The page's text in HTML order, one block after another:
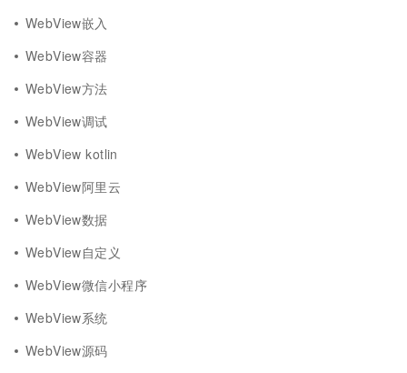
WebView嵌入
WebView容器
WebView方法
WebView调试
WebView kotlin
WebView阿里云
WebView数据
WebView自定义
WebView微信小程序
WebView系统
WebView源码